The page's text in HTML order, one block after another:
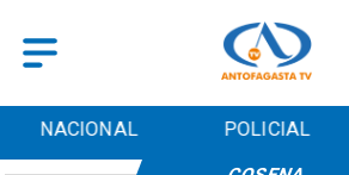
NACIONAL POLICIAL